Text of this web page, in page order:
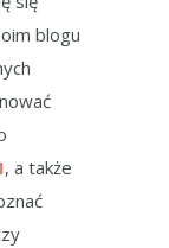
blogu
, a także